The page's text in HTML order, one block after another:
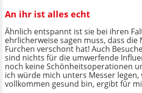
An ihr ist alles echt
Ähnlich entspannt ist sie bei ihren
ehrlicherweise sagen muss, dass
Furchen verschont hat! Auch
sind nichts für die umwerfende
noch keine Schönheitsoperationen
ich würde mich unters Messer legen,
vollkommen gesund bin, ergibt für